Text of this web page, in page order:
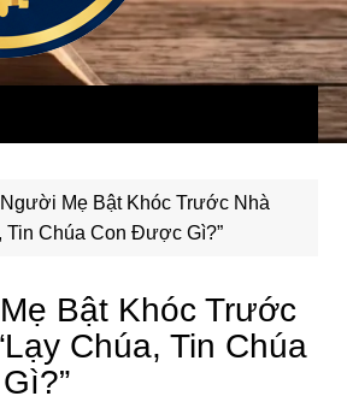
Mẹ Bật Khóc Trước Nhà
Tin Chúa Con Được Gì?”
Bật Khóc Trước
Chúa, Tin Chúa